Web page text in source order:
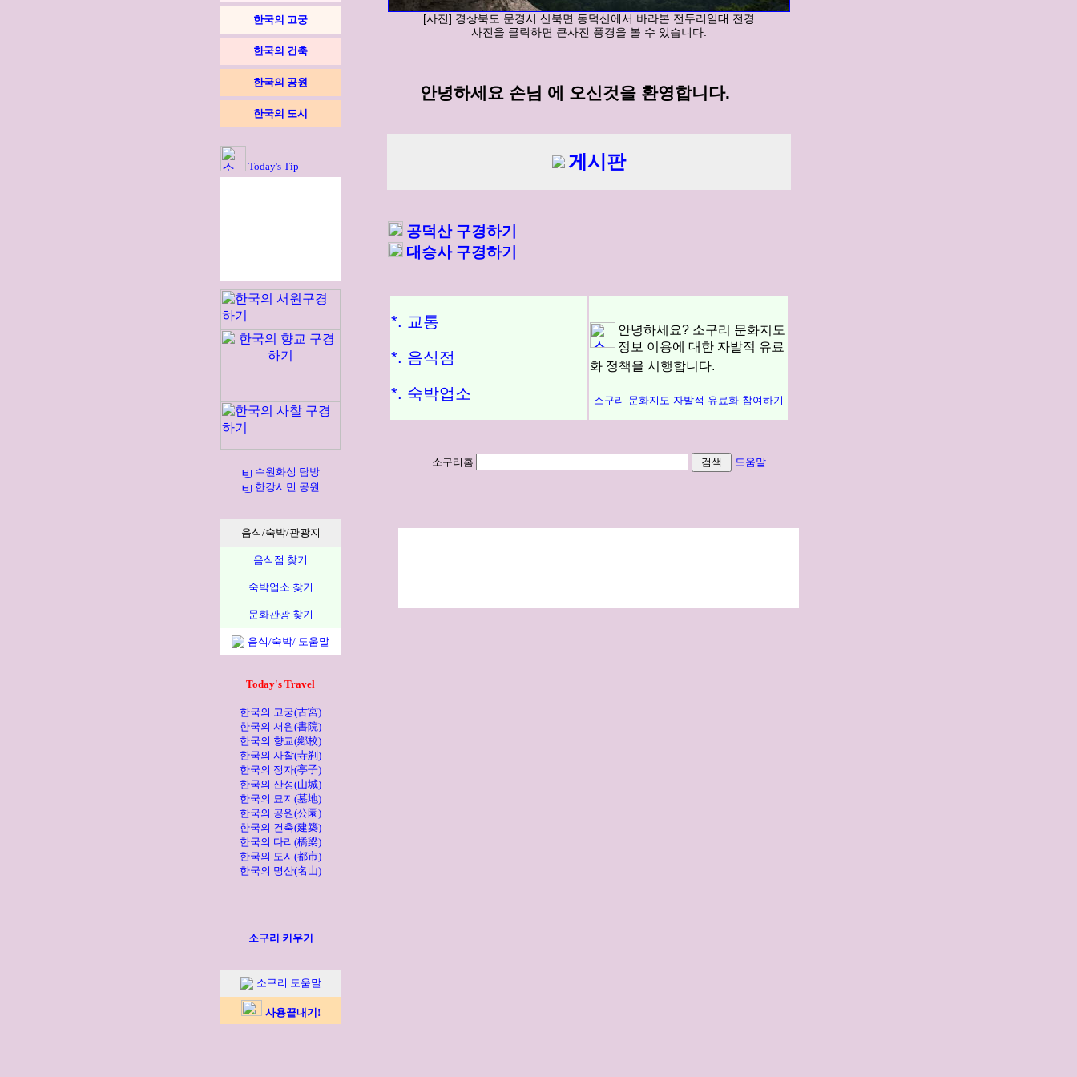
한국의 고궁
한국의 건축
한국의 공원
한국의 도시
Today's Tip
수원화성 탐방
한강시민 공원
음식/숙박/관광지
음식점 찾기
숙박업소 찾기
문화관광 찾기
음식/숙박/ 도움말
Today's Travel
한국의 고궁(古宮)
한국의 서원(書院)
한국의 향교(鄕校)
한국의 사찰(寺刹)
한국의 정자(亭子)
한국의 산성(山城)
한국의 묘지(墓地)
한국의 공원(公園)
한국의 건축(建築)
한국의 다리(橋梁)
한국의 도시(都市)
한국의 명산(名山)
소구리 키우기
소구리 도움말
사용끝내기!
[사진] 경상북도 문경시 산북면 동덕산에서 바라본 전두리일대 전경
사진을 클릭하면 큰사진 풍경을 볼 수 있습니다.
안녕하세요 손님 에 오신것을 환영합니다.
게시판
공덕산 구경하기
대승사 구경하기
*. 교통
*. 음식점
*. 숙박업소
안녕하세요? 소구리 문화지도
정보 이용에 대한 자발적 유료
화 정책을 시행합니다.
소구리 문화지도 자발적 유료화 참여하기
소구리홈 도움말